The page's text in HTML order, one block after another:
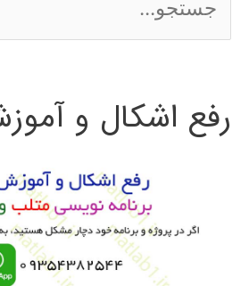
س
ج
رفع اشکال و